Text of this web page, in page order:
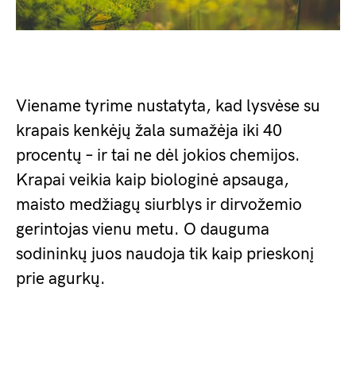
Viename tyrime nustatyta, kad lysvėse su
krapais kenkėjų žala sumažėja iki 40
procentų – ir tai ne dėl jokios chemijos.
Krapai veikia kaip biologinė apsauga,
maisto medžiagų siurblys ir dirvožemio
gerintojas vienu metu. O dauguma
sodininkų juos naudoja tik kaip prieskonį
prie agurkų.